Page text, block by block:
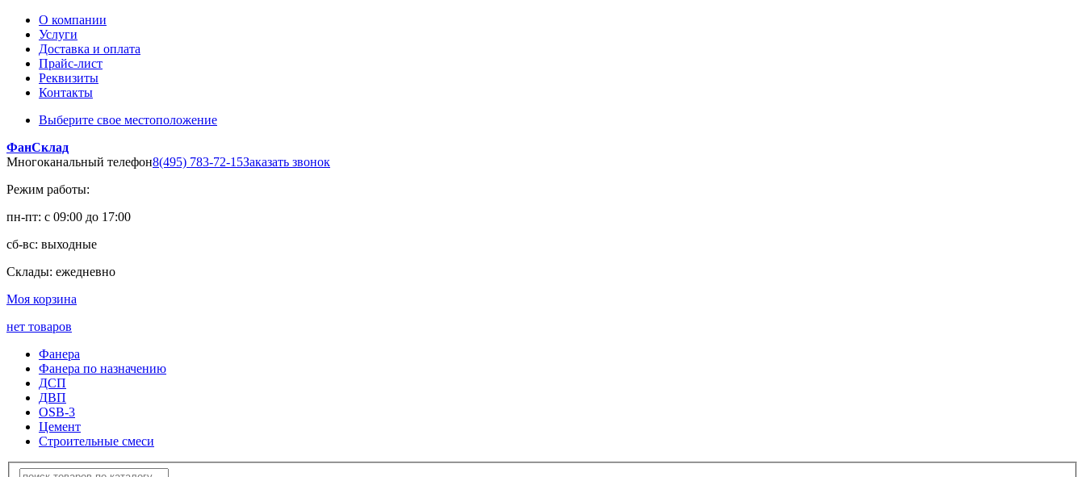
О компании
Услуги
Доставка и оплата
Прайс-лист
Реквизиты
Контакты
Выберите свое местоположение
ФанСклад
Многоканальный телефон8(495) 783-72-15Заказать звонок
Режим работы:
пн-пт: с 09:00 до 17:00
сб-вс: выходные
Склады: ежедневно
Моя корзина
нет товаров
Фанера
Фанера по назначению
ДСП
ДВП
OSB-3
Цемент
Строительные смеси